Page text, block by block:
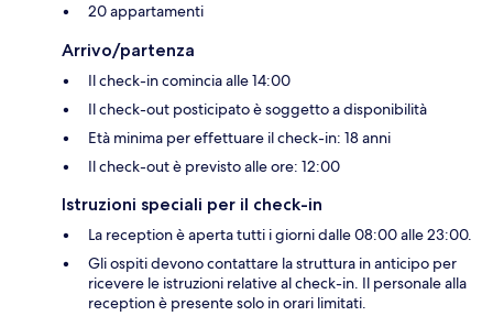
20 appartamenti
Arrivo/partenza
Il check-in comincia alle 14:00
Il check-out posticipato è soggetto a disponibilità
Età minima per effettuare il check-in: 18 anni
Il check-out è previsto alle ore: 12:00
Istruzioni speciali per il check-in
La reception è aperta tutti i giorni dalle 08:00 alle 23:00.
Gli ospiti devono contattare la struttura in anticipo per
ricevere le istruzioni relative al check-in. Il personale alla
reception è presente solo in orari limitati.